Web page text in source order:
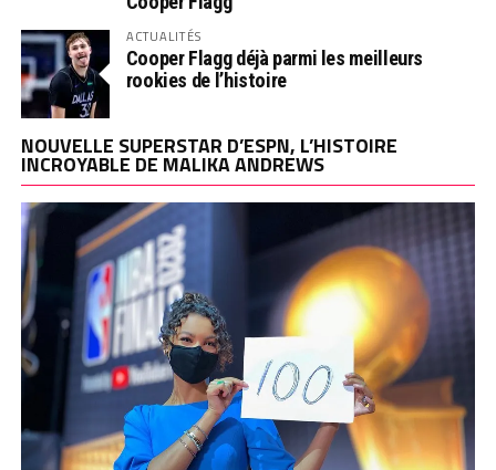
ACTUALITÉS
Cooper Flagg déjà parmi les meilleurs
rookies de l’histoire
NOUVELLE SUPERSTAR D’ESPN, L’HISTOIRE
INCROYABLE DE MALIKA ANDREWS